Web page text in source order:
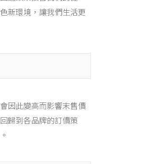
新環境，讓我們生活更
因此變高而影響末售價
歸到各品牌的訂價策